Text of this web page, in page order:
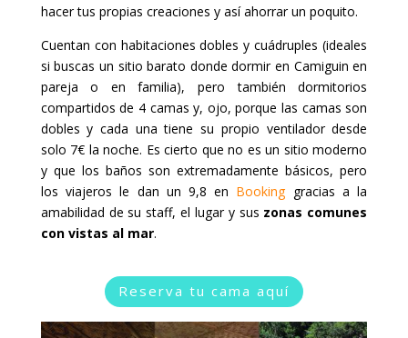
hacer tus propias creaciones y así ahorrar un poquito.
Cuentan con habitaciones dobles y cuádruples (ideales
si buscas un sitio barato donde dormir en Camiguin en
pareja o en familia), pero también dormitorios
compartidos de 4 camas y, ojo, porque las camas son
dobles y cada una tiene su propio ventilador desde
solo 7€ la noche. Es cierto que no es un sitio moderno
y que los baños son extremadamente básicos, pero
los viajeros le dan un 9,8 en Bookinggracias a la
amabilidad de su staff, el lugar y sus zonas comunes
con vistas al mar.
Reserva tu cama aquí